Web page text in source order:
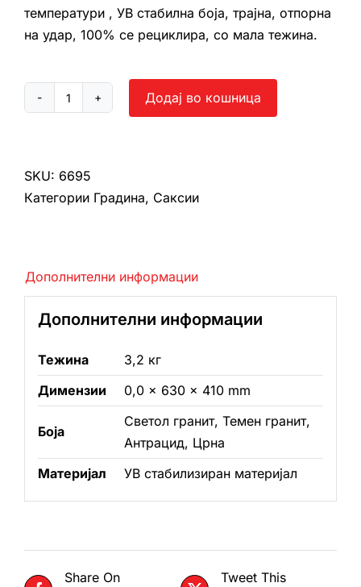
температури , УВ стабилна боја, трајна, отпорна
на удар, 100% се рециклира, со мала тежина.
Свинг
Додај во кошница
SKU: 6695
Категории Градина, Саксии
Дополнителни информации
Дополнителни информации
Тежина
3,2 кг
Димензии
0,0 × 630 × 410 mm
Боја
Светол гранит, Темен гранит,
Антрацид, Црнa
Материјал
УВ стабилизиран материјал
Share On
Tweet This